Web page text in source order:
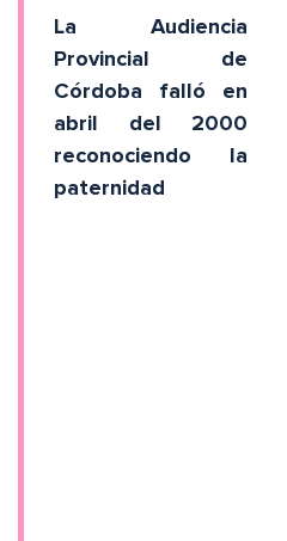
La Audiencia
Provincial de
Córdoba falló en
abril del 2000
reconociendo la
paternidad